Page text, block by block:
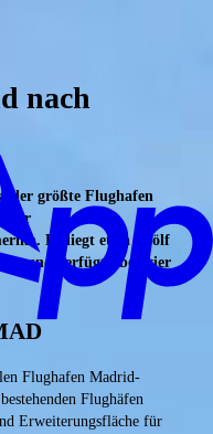
nach
der größte Flughafen
für
Er liegt etwa zwölf
und verfügt über vier
Flughafen Madrid-
Flughäfen
Erweiterungsfläche für